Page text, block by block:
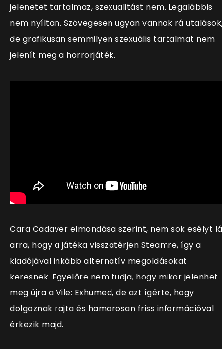
jelenetet tartalmaz, szexualitást nem. Legalábbis
nem nyíltan. Szövegesen ugyan vannak rá
de grafikusan semmilyen szexuális tartalmat nem
jelenít meg a horrorjáték.
Cara Cadaver elmondása szerint, nem sok esélyt
arra, hogy a játéka visszatérjen Steamre, így a
kiadójával inkább alternatív megoldásokat
keresnek. Egyelőre nem tudja, hogy mikor jelenhet
meg újra a Vile: Exhumed, de azt ígérte, hogy
dolgoznak rajta és hamarosan friss információval
érkezik majd.